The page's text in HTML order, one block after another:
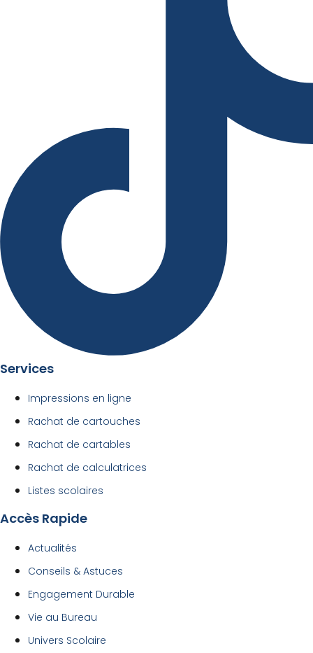
Services
Impressions en ligne
Rachat de cartouches
Rachat de cartables
Rachat de calculatrices
Listes scolaires
Accès Rapide
Actualités
Conseils & Astuces
Engagement Durable
Vie au Bureau
Univers Scolaire